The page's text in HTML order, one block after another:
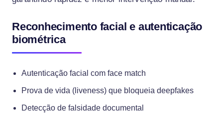
Reconhecimento facial e autenticação
biométrica
Autenticação facial com face match
Prova de vida (liveness) que bloqueia deepfakes
Detecção de falsidade documental